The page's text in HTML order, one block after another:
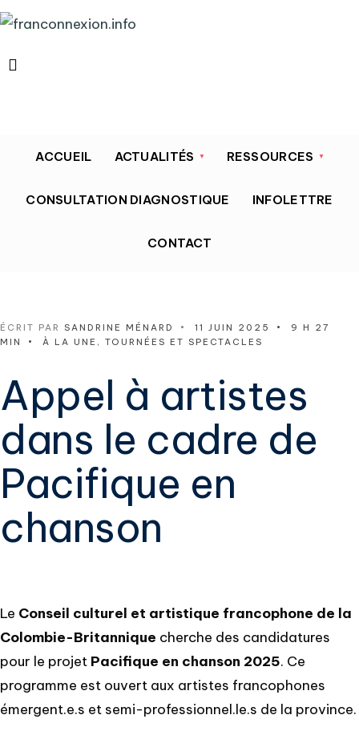
ACCUEIL ACTUALITÉS RESSOURCES
CONSULTATION DIAGNOSTIQUE INFOLETTRE
CONTACT
ÉCRIT PAR SANDRINE MÉNARD • 11 JUIN 2025 •
9 H 27
MIN
• À LA UNE , TOURNÉES ET SPECTACLES
Appel à artistes
dans le cadre de
Pacifique en
chanson
Le Conseil culturel et artistique francophone de la
Colombie-Britannique cherche des candidatures
pour le projet Pacifique en chanson 2025. Ce
programme est ouvert aux artistes francophones
émergent.e.s et semi-professionnel.le.s de la province.